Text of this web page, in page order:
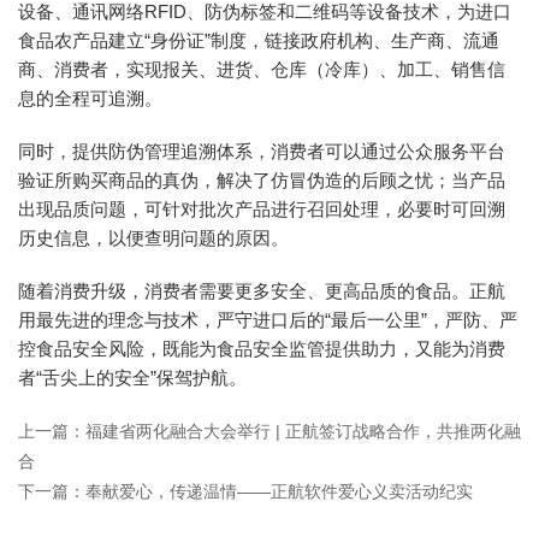
设备、通讯网络RFID、防伪标签和二维码等设备技术，为进口
食品农产品建立“身份证”制度，链接政府机构、生产商、流通
商、消费者，实现报关、进货、仓库（冷库）、加工、销售信
息的全程可追溯。
同时，提供防伪管理追溯体系，消费者可以通过公众服务平台
验证所购买商品的真伪，解决了仿冒伪造的后顾之忧；当产品
出现品质问题，可针对批次产品进行召回处理，必要时可回溯
历史信息，以便查明问题的原因。
随着消费升级，消费者需要更多安全、更高品质的食品。正航
用最先进的理念与技术，严守进口后的“最后一公里”，严防、严
控食品安全风险，既能为食品安全监管提供助力，又能为消费
者“舌尖上的安全”保驾护航。
上一篇：福建省两化融合大会举行 | 正航签订战略合作，共推两化融
合
下一篇：奉献爱心，传递温情——正航软件爱心义卖活动纪实